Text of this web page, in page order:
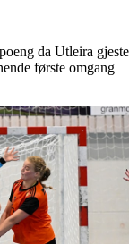
da Utleira gjeste
første omgang